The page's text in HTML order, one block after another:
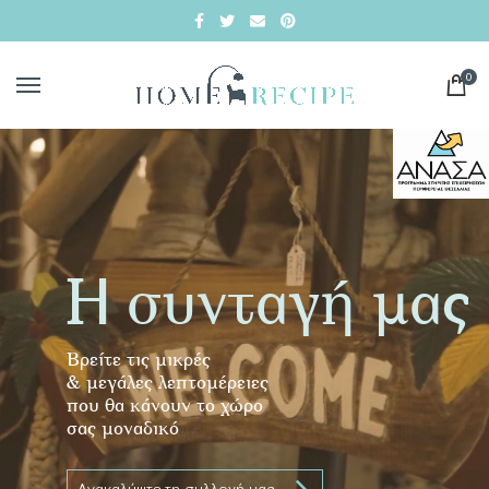
0
Η συνταγή μας
Βρείτε τις μικρές
& μεγάλες λεπτομέρειες
που θα κάνουν το χώρο
σας μοναδικό